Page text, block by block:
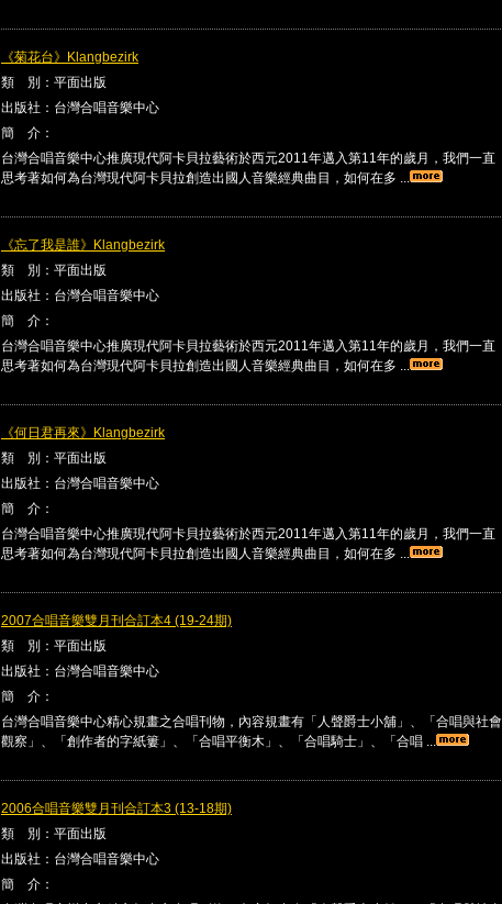
《菊花台》Klangbezirk
類 別：平面出版
出版社：台灣合唱音樂中心
簡 介：
台灣合唱音樂中心推廣現代阿卡貝拉藝術於西元2011年邁入第11年的歲月，我們一直
思考著如何為台灣現代阿卡貝拉創造出國人音樂經典曲目，如何在多 ...
《忘了我是誰》Klangbezirk
類 別：平面出版
出版社：台灣合唱音樂中心
簡 介：
台灣合唱音樂中心推廣現代阿卡貝拉藝術於西元2011年邁入第11年的歲月，我們一直
思考著如何為台灣現代阿卡貝拉創造出國人音樂經典曲目，如何在多 ...
《何日君再來》Klangbezirk
類 別：平面出版
出版社：台灣合唱音樂中心
簡 介：
台灣合唱音樂中心推廣現代阿卡貝拉藝術於西元2011年邁入第11年的歲月，我們一直
思考著如何為台灣現代阿卡貝拉創造出國人音樂經典曲目，如何在多 ...
2007合唱音樂雙月刊合訂本4 (19-24期)
類 別：平面出版
出版社：台灣合唱音樂中心
簡 介：
台灣合唱音樂中心精心規畫之合唱刊物，內容規畫有「人聲爵士小舖」、「合唱與社會
觀察」、「創作者的字紙簍」、「合唱平衡木」、「合唱騎士」、「合唱 ...
2006合唱音樂雙月刊合訂本3 (13-18期)
類 別：平面出版
出版社：台灣合唱音樂中心
簡 介：